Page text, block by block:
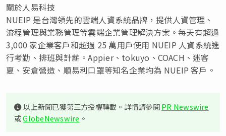
關於人易科技
NUEIP 是台灣領先的雲端人資系統品牌，提供人資管理、
流程管理與業務管理等雲端企業管理解決方案。每天有超過
3,000 家企業客戶和超過 25 萬用戶使用 NUEIP 人資系統進
行考勤、排班與計薪。Appier、tokuyo、COACH、迷客
夏、安倉營造、順易利口罩等知名企業均為 NUEIP 客戶。
以上新聞已獲第三方授權轉載。詳情請參閱PR Newswire
或GlobeNewswire 。